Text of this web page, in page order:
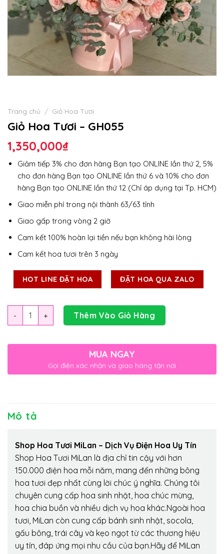
Trang chủ / Giỏ Hoa Tươi
Giỏ Hoa Tươi – GH055
1,350,000₫
Giảm tiếp 3% cho đơn hàng Bạn tạo ONLINE lần thứ 2, 5%
cho đơn hàng Bạn tạo ONLINE lần thứ 6 và 10% cho đơn
hàng Bạn tạo ONLINE lần thứ 12 (Chỉ áp dụng tại Tp. HCM)
Giao miễn phí trong nội thành 63/63 tỉnh
Giao gấp trong vòng 2 giờ
Cam kết 100% hoàn lại tiền nếu bạn không hài lòng
Cam kết hoa tươi trên 3 ngày
HOT LINE ĐẶT HOA ĐẶT HOA QUA ZALO
Số lượng Thêm Vào Giỏ Hàng
MUA NGAY
Gọi điện xác nhận và giao hàng tận nơi
Mô tả
Shop Hoa Tươi MiLan – Dịch Vụ Điện Hoa Uy Tín
Shop Hoa Tươi MiLan là địa chỉ tin cậy với hơn
150.000 điện hoa mỗi năm, mang đến những bông
hoa tươi đẹp nhất cùng lời chúc ý nghĩa. Chúng tôi
chuyên cung cấp hoa sinh nhật, hoa chúc mừng,
hoa chia buồn và nhiều dịch vụ hoa khác.Ngoài hoa
tươi, MiLan còn cung cấp bánh sinh nhật, socola,
gấu bông, trái cây và kẹo ngọt từ các thương hiệu
uy tín, đáp ứng mọi nhu cầu của bạn.Hãy để MiLan